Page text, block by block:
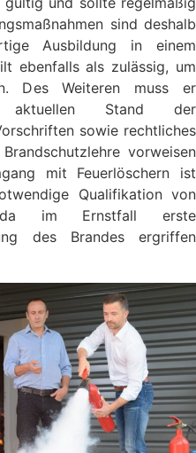
sind deshalb
Ausbildung in einem
ebenfalls als zulässig, um
Des Weiteren muss er
aktuellen Stand der
sowie rechtliches
vorweisen
mit Feuerlöschern ist
Qualifikation von
da im Ernstfall erste
des Brandes ergriffen